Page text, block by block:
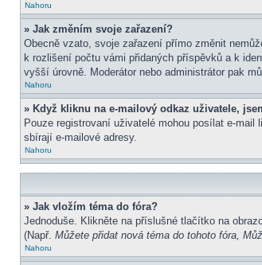
Nahoru
» Jak změním svoje zařazení?
Obecně vzato, svoje zařazení přímo změnit
k rozlišení počtu vámi přidaných příspěvků a k
vyšší úrovně. Moderátor nebo administrátor pak
Nahoru
» Když kliknu na e-mailový odkaz uživatele,
Pouze registrovaní uživatelé mohou posílat e-
sbírají e-mailové adresy.
Nahoru
» Jak vložím téma do fóra?
Jednoduše. Klikněte na příslušné tlačítko na
(Např. Můžete přidat nová téma do tohoto fóra,
Nahoru